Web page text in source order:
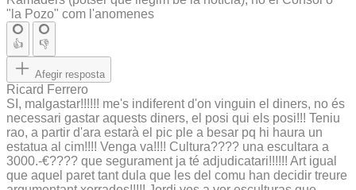
"la Pozo" com l'anomenes
👍 👎
Afegir resposta
Ricard Ferrero
SI, malgastar!!!!!! me's indiferent d'on vinguin el diners, no és
necessari gastar aquests diners, el posi qui els posi!!! Teniu
rao, a partir d'ara estarà el pic ple a besar pq hi haura un
estatua al cim!!!! Venga va!!!! Cultura???? una escultara a
3000.-€???? que segurament ja té adjudicatari!!!!!! Art igual
que aquel paret tant dula que les del comu han decidir treure